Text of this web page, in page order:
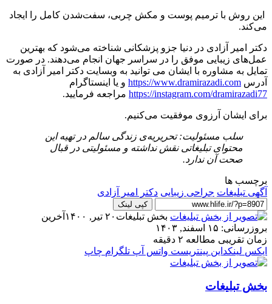
این روش با ترمیم پوست و مکش چربی، سفت‌شدن کامل را ایجاد
می‌کند.
دکتر امیر آزادی در دنیا جزو پزشکانی شناخته می‌شود که بهترین
عمل‌های زیبایی موفق را در سراسر جهان انجام می‌دهند. در صورت
تمایل به مشاوره با ایشان می توانید به وبسایت دکتر امیر آزادی به
آدرس https://www.dramirazadi.com و یا اینستاگرام
https://instagram.com/dramirazadi77 مراجعه فرمایید.
برای ایشان آرزوی موفقیت می‌کنیم.
سلب‌ مسئولیت: تحریریه‌ی زندگی سالم در تهیه‌ این
محتوای تبلیغاتی نقش نداشته و مسئولیتی در قبال
صحت آن ندارد.
برچسب ها
آگهی تبلیغات جراحی زیبایی دکتر امیر آزادی
کپی لینک
بخش تبلیغات ۲۰ تیر, ۱۴۰۰
آخرین
بروزرسانی: ۱۵ اسفند, ۱۴۰۳
زمان تقریبی مطالعه ۲ دقیقه
ایکس لینکداین پینتریست واتس آپ تلگرام چاپ
بخش تبلیغات